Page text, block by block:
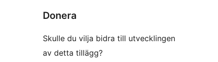
Donera
Skulle du vilja bidra till utvecklingen
av detta tillägg?